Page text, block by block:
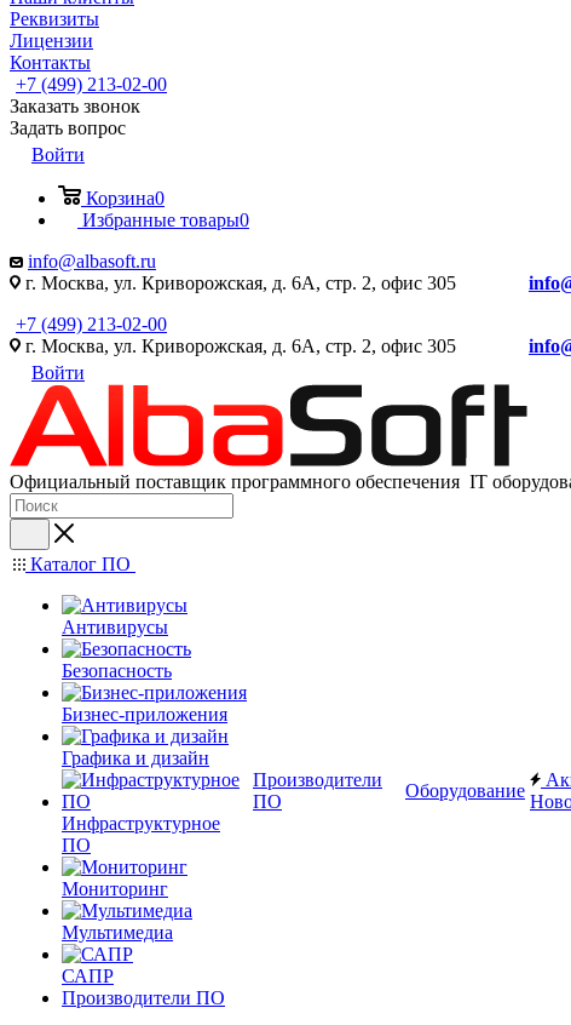
Реквизиты
Лицензии
Контакты
+7 (499) 213-02-00
Заказать звонок
Задать вопрос
Войти
Корзина0
Избранные товары0
info@albasoft.ru
г. Москва, ул. Криворожская, д. 6А, стр. 2, офис 305
+7 (499) 213-02-00
г. Москва, ул. Криворожская, д. 6А, стр. 2, офис 305
Войти
Официальный поставщик программного обеспечения IT
Каталог ПО
Антивирусы
Безопасность
Бизнес-приложения
Графика и дизайн
Инфраструктурное
ПО
Мониторинг
Мультимедиа
САПР
Производители ПО
Производители
ПО
Оборудование